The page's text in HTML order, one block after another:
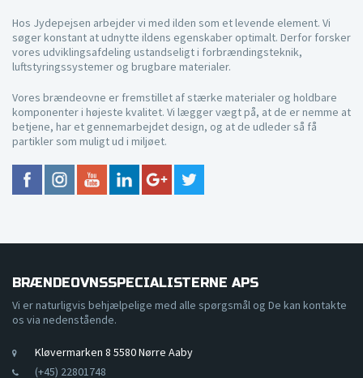
Hos Jydepejsen arbejder vi med ilden som et levende element. Vi
søger konstant at udnytte ildens egenskaber optimalt. Derfor forsker
vores udviklingsafdeling ustandseligt i forbrændingsteknik,
luftstyringssystemer og brugbare materialer.
Vores brændeovne er fremstillet af stærke materialer og holdbare
komponenter i højeste kvalitet. Vi lægger vægt på, at de er nemme at
betjene, har et gennemarbejdet design, og at de udleder så få
partikler som muligt ud i miljøet.
BRÆNDEOVNSSPECIALISTERNE APS
Vi er naturligvis behjælpelige med alle spørgsmål og De kan kontakte
os via nedenstående.
Kløvermarken 8 5580 Nørre Aaby
(+45) 22801748